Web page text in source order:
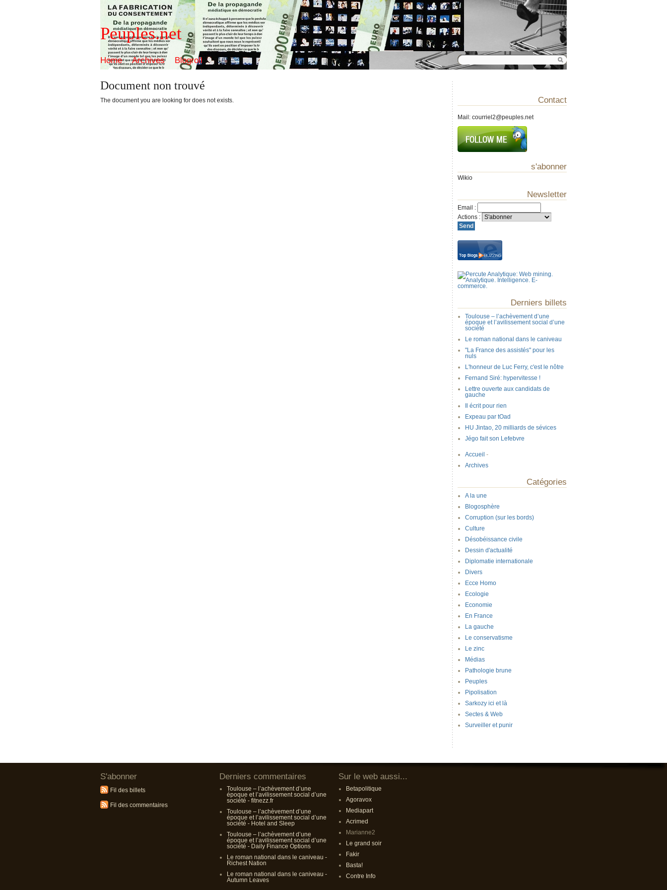
Peuples.net
Home Archives Blogroll
Document non trouvé
The document you are looking for does not exists. Contact
Mail: courriel2@peuples.net
s'abonner
Wikio
Newsletter
Email :
Actions :
Derniers billets
Toulouse – l’achèvement d’une
époque et l’avilissement social d’une
société
Le roman national dans le caniveau
"La France des assistés" pour les
nuls
L'honneur de Luc Ferry, c'est le nôtre
Fernand Siré: hypervitesse !
Lettre ouverte aux candidats de
gauche
Il écrit pour rien
Expeau par tOad
HU Jintao, 20 milliards de sévices
Jégo fait son Lefebvre
Accueil -
Archives
Catégories
A la une
Blogosphère
Corruption (sur les bords)
Culture
Désobéissance civile
Dessin d'actualité
Diplomatie internationale
Divers
Ecce Homo
Ecologie
Economie
En France
La gauche
Le conservatisme
Le zinc
Médias
Pathologie brune
Peuples
Pipolisation
Sarkozy ici et là
Sectes & Web
Surveiller et punir
S'abonner
Fil des billets
Fil des commentaires
Derniers commentaires
Toulouse – l’achèvement d’une
époque et l’avilissement social d’une
société - fitnezz.fr
Toulouse – l’achèvement d’une
époque et l’avilissement social d’une
société - Hotel and Sleep
Toulouse – l’achèvement d’une
époque et l’avilissement social d’une
société - Daily Finance Options
Le roman national dans le caniveau -
Richest Nation
Le roman national dans le caniveau -
Autumn Leaves
Sur le web aussi...
Betapolitique
Agoravox
Mediapart
Acrimed
Marianne2
Le grand soir
Fakir
Basta!
Contre Info